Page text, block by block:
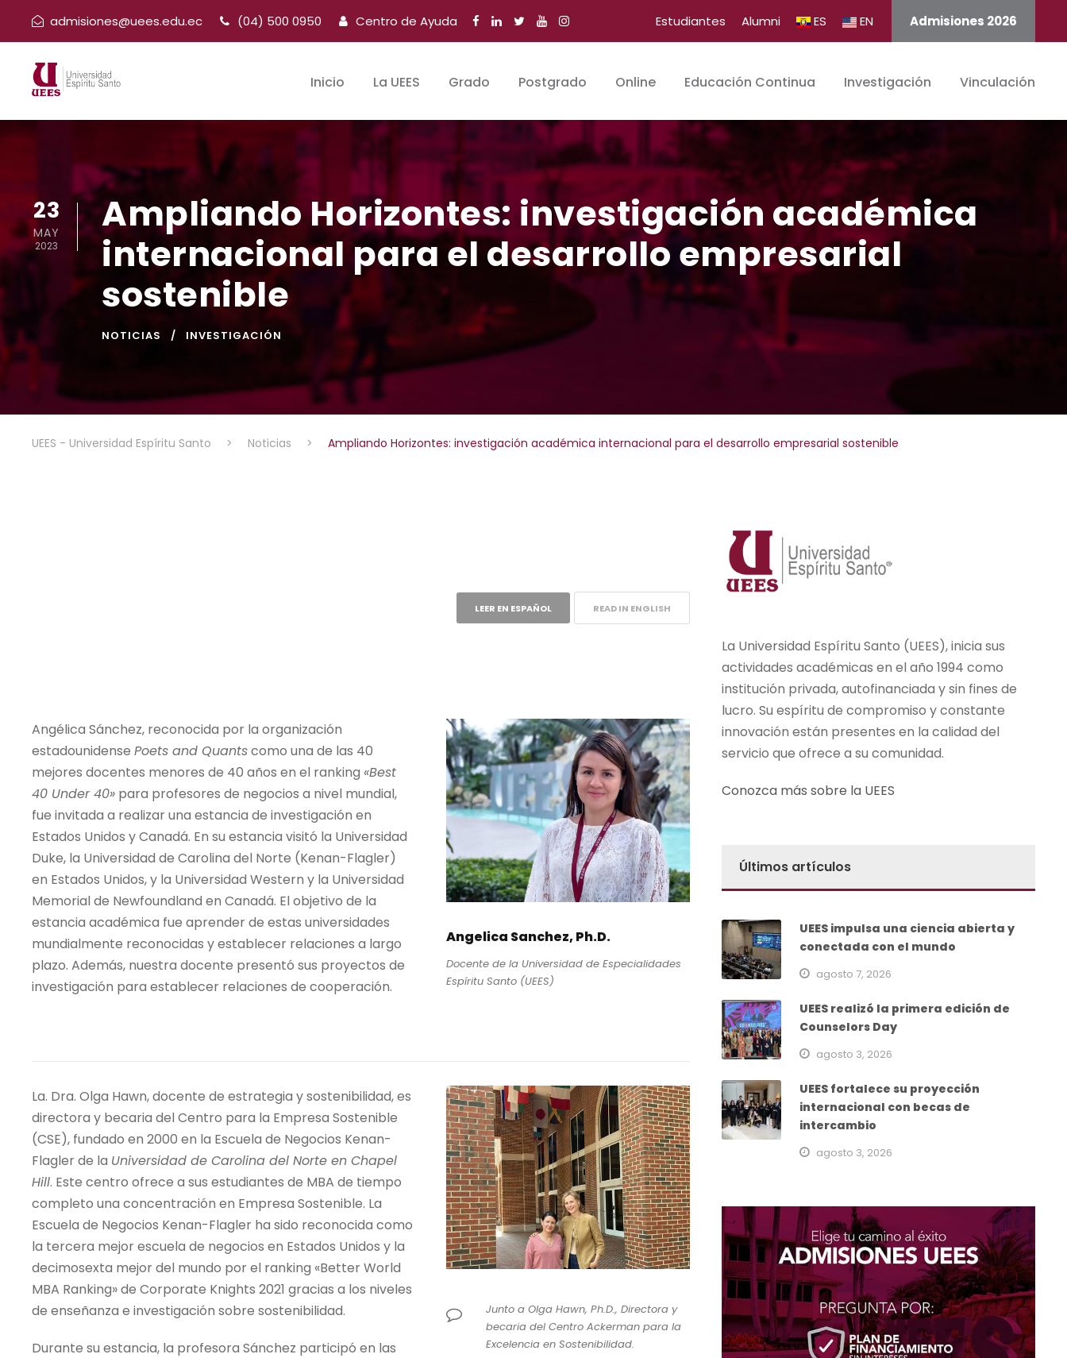
admisiones@uees.edu.ec (04) 500 0950 Centro de Ayuda Estudiantes Alumni ES EN Admisiones 2026
Inicio La UEES Grado Postgrado Online Educación Continua Investigación Vinculación
23
MAY
2023
Ampliando Horizontes: investigación académica
internacional para el desarrollo empresarial
sostenible
NOTICIAS INVESTIGACIÓN
UEES - Universidad Espíritu Santo > Noticias > Ampliando Horizontes: investigación académica internacional para el desarrollo empresarial sostenible
LEER EN ESPAÑOL READ IN ENGLISH
Angélica Sánchez, reconocida por la organización
estadounidense Poets and Quantscomo una de las 40
mejores docentes menores de 40 años en el ranking «Best
40 Under 40» para profesores de negocios a nivel mundial,
fue invitada a realizar una estancia de investigación en
Estados Unidos y Canadá. En su estancia visitó la Universidad
Duke, la Universidad de Carolina del Norte (Kenan-Flagler)
en Estados Unidos, y la Universidad Western y la Universidad
Memorial de Newfoundland en Canadá. El objetivo de la
estancia académica fue aprender de estas universidades
mundialmente reconocidas y establecer relaciones a largo
plazo. Además, nuestra docente presentó sus proyectos de
investigación para establecer relaciones de cooperación.
Angelica Sanchez, Ph.D.
Docente de la Universidad de Especialidades
Espíritu Santo (UEES)
La. Dra. Olga Hawn, docente de estrategia y sostenibilidad, es
directora y becaria del Centro para la Empresa Sostenible
(CSE), fundado en 2000 en la Escuela de Negocios Kenan-
Flagler de la Universidad de Carolina del Norte en Chapel
Hill. Este centro ofrece a sus estudiantes de MBA de tiempo
completo una concentración en Empresa Sostenible. La
Escuela de Negocios Kenan-Flagler ha sido reconocida como
la tercera mejor escuela de negocios en Estados Unidos y la
decimosexta mejor del mundo por el ranking «Better World
MBA Ranking» de Corporate Knights 2021 gracias a los niveles
de enseñanza e investigación sobre sostenibilidad.
Durante su estancia, la profesora Sánchez participó en las
Junto a Olga Hawn, Ph.D., Directora y
becaria del Centro Ackerman para la
Excelencia en Sostenibilidad.
La Universidad Espíritu Santo (UEES), inicia sus
actividades académicas en el año 1994 como
institución privada, autofinanciada y sin fines de
lucro. Su espíritu de compromiso y constante
innovación están presentes en la calidad del
servicio que ofrece a su comunidad.
Conozca más sobre la UEES
Últimos artículos
UEES impulsa una ciencia abierta y
conectada con el mundo
agosto 7, 2026
UEES realizó la primera edición de
Counselors Day
agosto 3, 2026
UEES fortalece su proyección
internacional con becas de
intercambio
agosto 3, 2026